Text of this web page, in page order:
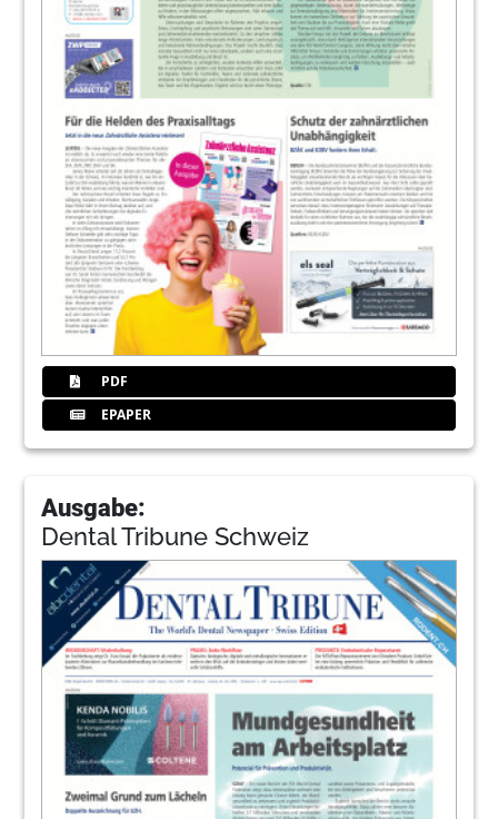
PDF
EPAPER
Ausgabe:
Dental Tribune Schweiz